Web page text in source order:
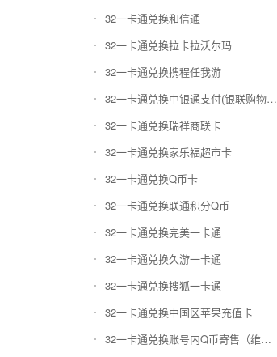
32一卡通兑换和信通
32一卡通兑换拉卡拉沃尔玛
32一卡通兑换携程任我游
32一卡通兑换中银通支付(银联购物卡)
32一卡通兑换瑞祥商联卡
32一卡通兑换家乐福超市卡
32一卡通兑换Q币卡
32一卡通兑换联通积分Q币
32一卡通兑换完美一卡通
32一卡通兑换久游一卡通
32一卡通兑换搜狐一卡通
32一卡通兑换中国区苹果充值卡
32一卡通兑换账号内Q币寄售（维护中）